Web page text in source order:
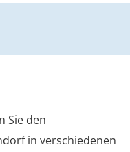
Sie den
in verschiedenen